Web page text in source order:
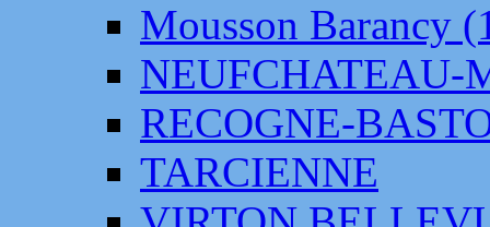
Mousson Barancy
NEUFCHATEAU-
RECOGNE-
TARCIENNE